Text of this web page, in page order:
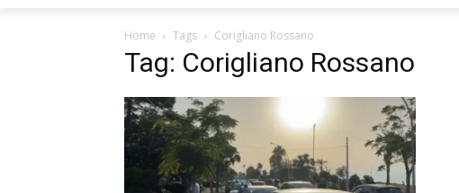
Home Tags Corigliano Rossano
Tag: Corigliano Rossano